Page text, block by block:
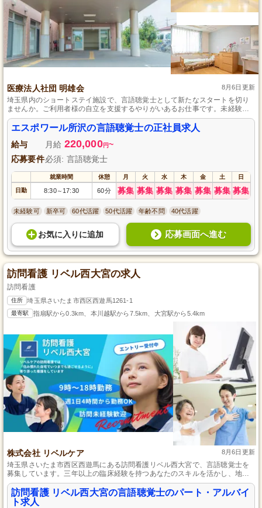
医療法人社団 明雄会 8月6日更新
埼玉県内のショートステイ施設で、言語聴覚士として新たなスタートを切り
ませんか。ご利用者様の自立を支援するやりがいあるお仕事です。未経験で
も資格があれば応募可能で、育休や産休など各種休暇も充実しております。
家庭のような温もりに満ちた環境で、真心を込めたケアを一緒に行いましょ
エスポワール所沢の言語聴覚士の正社員求人
給与 月給 220,000円~
応募要件必須: 言語聴覚士
就業時間 休憩 月 火 水 木 金 土 日
日勤 8:30～ 17:30 60分 募集 募集 募集 募集 募集 募集 募集
未経験可 新卒可 60代活躍 50代活躍 年齢不問 40代活躍
お気に入り に追加 応募画面へ進む
訪問看護 リベル西大宮の求人
訪問看護
住所 埼玉県さいたま市西区西遊馬1261-1
最寄駅 指扇駅から0.3km、本川越駅から7.5km、大宮駅から5.4km
株式会社 リベルケア 8月6日更新
埼玉県さいたま市西区西遊馬にある訪問看護リベル西大宮で、言語聴覚士を
募集しています。三年以上の臨床経験を持つあなたのスキルを活かし、地域
の利用者に質の高いリハビリテーションを提供しませんか。パート・アルバ
イトの柔軟な働き方が可能で、継続的な教育機会もあります。あなたのキャ
リアをさらに高める環境で一緒に成長しましょう。
訪問看護 リベル西大宮の言語聴覚士のパート・アルバイ
ト求人